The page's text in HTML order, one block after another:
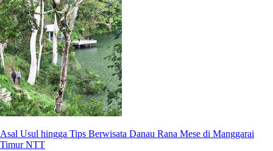
Asal Usul hingga Tips Berwisata Danau Rana Mese di Manggarai
Timur NTT